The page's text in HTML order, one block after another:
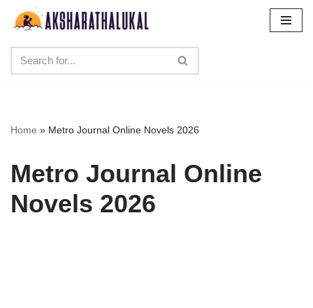
content
Home » Metro Journal Online Novels 2026
Metro Journal Online
Novels 2026